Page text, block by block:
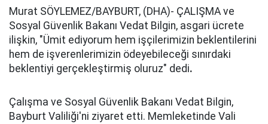
Murat SÖYLEMEZ/BAYBURT, (DHA)- ÇALIŞMA ve
Sosyal Güvenlik Bakanı Vedat Bilgin, asgari ücrete
ilişkin, "Ümit ediyorum hem işçilerimizin beklentilerini
hem de işverenlerimizin ödeyebileceği sınırdaki
beklentiyi gerçekleştirmiş oluruz" dedi.
Çalışma ve Sosyal Güvenlik Bakanı Vedat Bilgin,
Bayburt Valiliği'ni ziyaret etti. Memleketinde Vali